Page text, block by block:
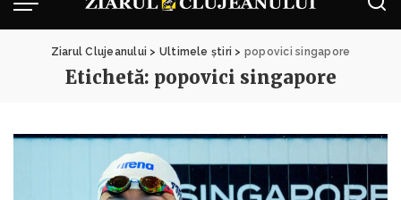
Ziarul Clujeanului > Ultimele știri > popovici singapore
Etichetă: popovici singapore